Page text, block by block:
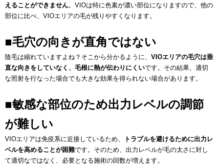
えることができません。VIOは特に色素が濃い部位になりますので、他の
部位に比べ、VIOエリアの毛が残りやすくなります。
■毛穴の向きが直角ではない
陰毛は縮れていますよね？そこから分かるように、 VIOエリアの毛穴は垂
直な向きをしていなく、毛根に熱が伝わりにくいです。その結果、適切
な照射を行なった場合でも大きな効果を得られない場合があります。
■敏感な部位のため出力レベルの調節
が難しい
VIOエリアは免疫系に近接しているため、
トラブルを避けるために出力レ
ベルを高めることが困難です。そのため、出力レベルが毛の太さに対し
て適切なではなく、必要となる施術の回数が増えます。